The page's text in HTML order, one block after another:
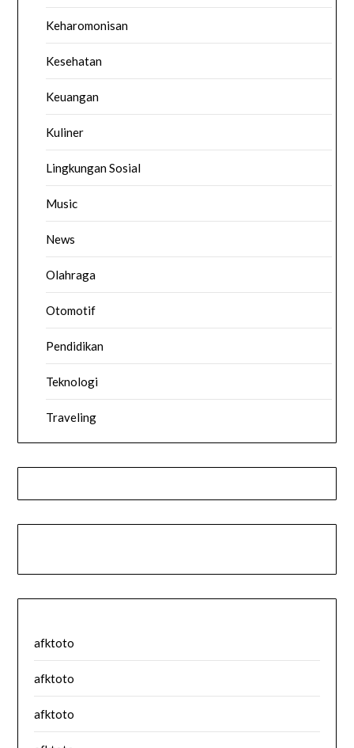
Keharomonisan
Kesehatan
Keuangan
Kuliner
Lingkungan Sosial
Music
News
Olahraga
Otomotif
Pendidikan
Teknologi
Traveling
afktoto
afktoto
afktoto